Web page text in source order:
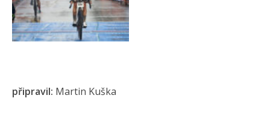
připravil: Martin Kuška